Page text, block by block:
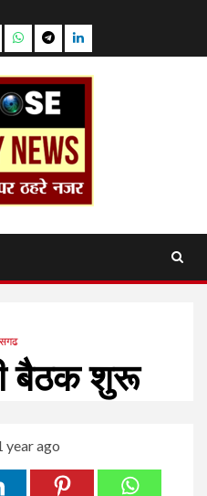
Whatsapp
TelegramLinkedin
बैठक शुरू
year ago